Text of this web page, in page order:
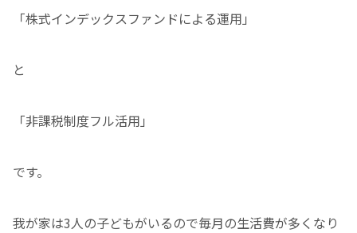
「株式インデックスファンドによる運用」
と
「非課税制度フル活用」
です。
我が家は3人の子どもがいるので毎月の生活費が多くなり